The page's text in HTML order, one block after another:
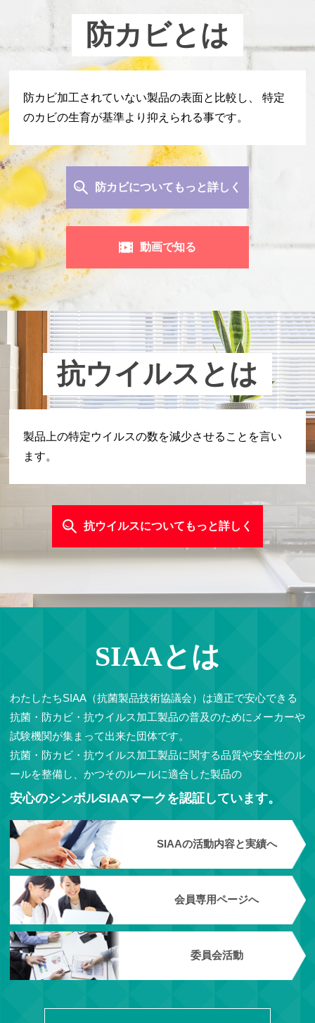
防カビとは
防カビ加工されていない製品の表面と比較し、
特定
のカビの生育が基準より抑えられる事です。
防カビについてもっと詳しく
動画で知る
抗ウイルスとは
製品上の特定ウイルスの数を減少させることを言い
ます。
抗ウイルスについてもっと詳しく
SIAAとは
わたしたちSIAA（抗菌製品技術協議会）は適正で安心できる
抗菌・防カビ・抗ウイルス加工製品の普及のためにメーカーや
試験機関が集まって出来た団体です。
抗菌・防カビ・抗ウイルス加工製品に関する品質や安全性のル
ールを整備し、かつそのルールに適合した製品の
安心のシンボルSIAAマークを認証しています。
SIAAの活動内容と実績へ
会員専用ページへ
委員会活動